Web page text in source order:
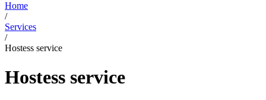
Home
/
Services
/
Hostess service
Hostess service